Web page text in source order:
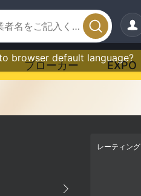
browser default language?
ブローカー EXPO
レーティング